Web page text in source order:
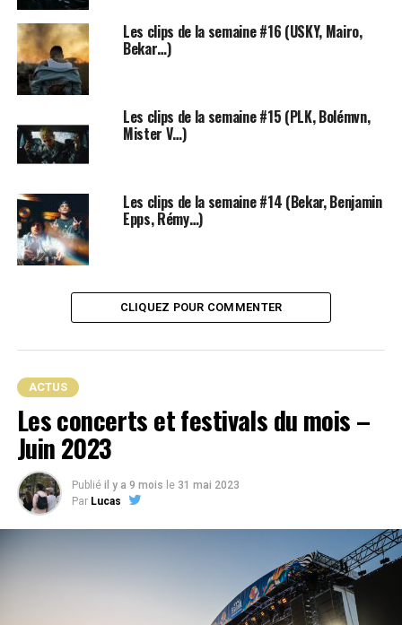
qu’on retrouve également au piano sur scène.
Les clips de la semaine #16 (USKY, Mairo,
Bekar…)
Les clips de la semaine #15 (PLK, Bolémvn,
Mister V…)
Les clips de la semaine #14 (Bekar, Benjamin
Epps, Rémy…)
CLIQUEZ POUR COMMENTER
ACTUS
Les concerts et festivals du mois –
Juin 2023
Publié il y a 9 mois le 31 mai 2023
Par Lucas